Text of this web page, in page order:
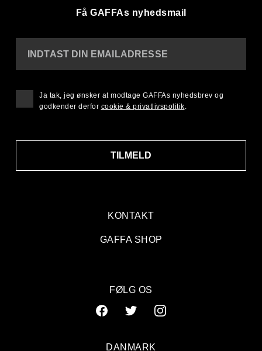
Få GAFFAs nyhedsmail
KONTAKT
GAFFA SHOP
INDTAST DIN EMAILADRESSE
TILMELD
Ja tak, jeg ønsker at modtage GAFFAs nyhedsbrev og
godkender derfor cookie & privatlivspolitik.
FØLG OS
DANMARK